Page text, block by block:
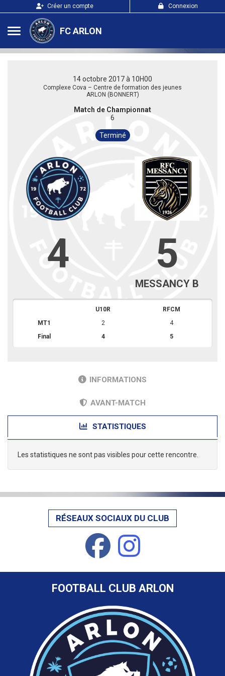
Créer un compte Connexion
FC ARLON
14 octobre 2017 à 10H00
Complexe Cova – Centre de formation des jeunes
ARLON (BONNERT)
Match de Championnat
6
Terminé
4 5
MESSANCY B
U10R
RFCM
MT1
2
4
Final
4 5
INFORMATIONS
AVANT-MATCH
STATISTIQUES
Les statistiques ne sont pas visibles pour cette rencontre.
RÉSEAUX SOCIAUX DU CLUB
FOOTBALL CLUB ARLON
Panneau de gestion des cookies